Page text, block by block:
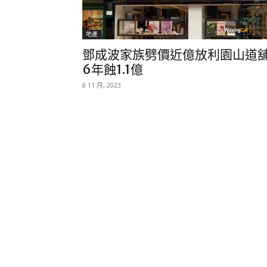
地產
鄧成波家族劈價近億放利園山道
6年蝕1.1億
8 11 月, 2023